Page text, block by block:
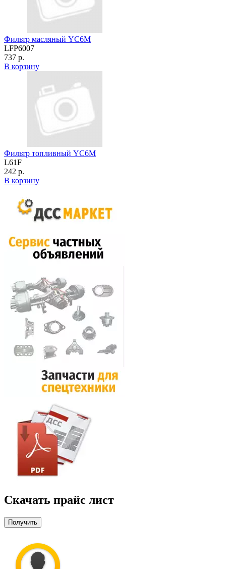
Фильтр масляный YC6M
LFP6007
737 р.
В корзину
Фильтр топливный YC6M
L61F
242 р.
В корзину
Скачать прайс лист
Получить